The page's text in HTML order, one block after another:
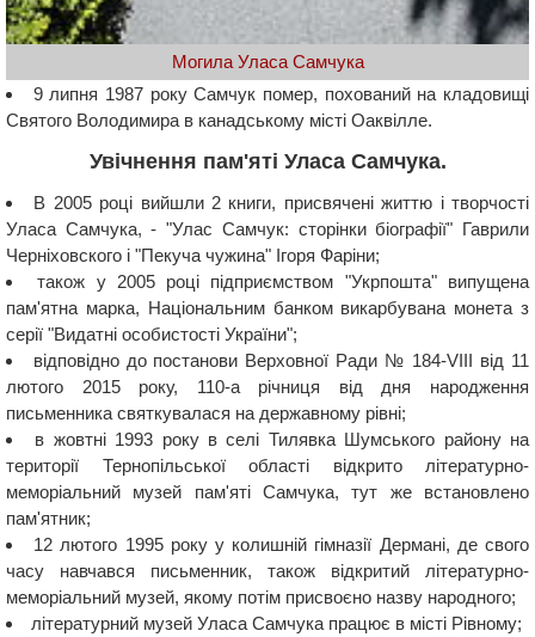
Могила Уласа Самчука
9 липня 1987 року Самчук помер, похований на кладовищі
Святого Володимира в канадському місті Оаквілле.
Увічнення пам'яті Уласа Самчука.
В 2005 році вийшли 2 книги, присвячені життю і творчості
Уласа Самчука, - "Улас Самчук: сторінки біографії" Гаврили
Черніховского і "Пекуча чужина" Ігоря Фаріни;
також у 2005 році підприємством "Укрпошта" випущена
пам'ятна марка, Національним банком викарбувана монета з
серії "Видатні особистості України";
відповідно до постанови Верховної Ради № 184-VIII від 11
лютого 2015 року, 110-а річниця від дня народження
письменника святкувалася на державному рівні;
в жовтні 1993 року в селі Тилявка Шумського району на
території Тернопільської області відкрито літературно-
меморіальний музей пам'яті Самчука, тут же встановлено
пам'ятник;
12 лютого 1995 року у колишній гімназії Дермані, де свого
часу навчався письменник, також відкритий літературно-
меморіальний музей, якому потім присвоєно назву народного;
літературний музей Уласа Самчука працює в місті Рівному;